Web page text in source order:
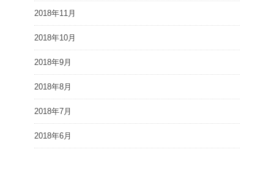
2018年11月
2018年10月
2018年9月
2018年8月
2018年7月
2018年6月